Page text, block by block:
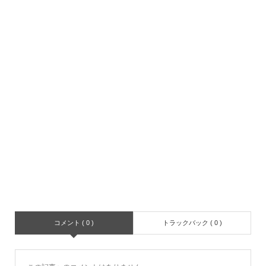
コメント ( 0 ) トラックバック ( 0 )